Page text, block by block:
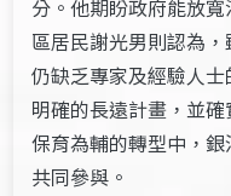
分。他期盼政府能放
區居民謝光男則認為
仍缺乏專家及經驗人
明確的長遠計畫，並
保育為輔的轉型中，
共同參與。